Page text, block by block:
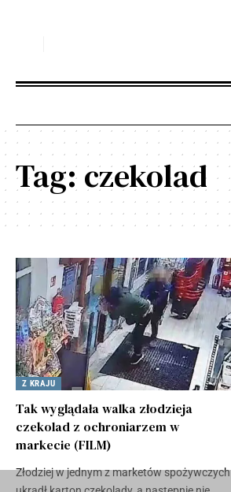
Tag:czekolad
Z KRAJU
Tak wyglądała walka złodzieja
czekolad z ochroniarzem w
markecie (FILM)
Złodziej w jednym z marketów spożywczych